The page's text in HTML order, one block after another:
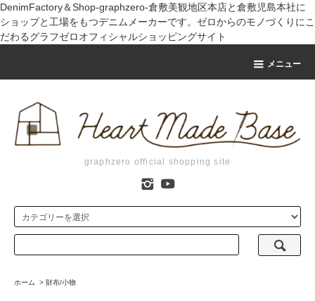
DenimFactory＆Shop-graphzero-倉敷美観地区本店と倉敷児島本社に
ショップと工場をもつデニムメーカーです。ゼロからのモノづくりにこ
だわるグラフゼロオフィシャルショッピングサイト
メニュー
graphzero official shopping site
ホーム > 財布/小物